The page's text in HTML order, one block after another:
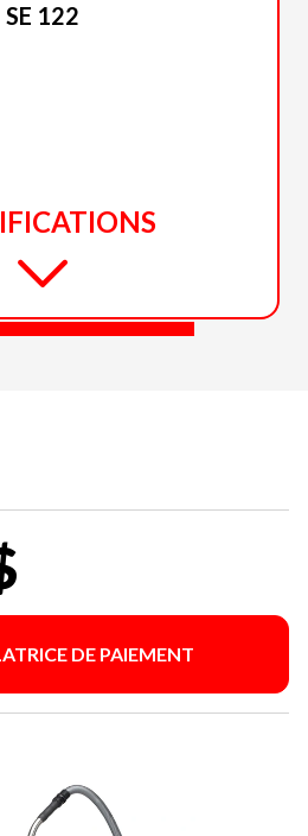
SE 122
DE PAIEMENT